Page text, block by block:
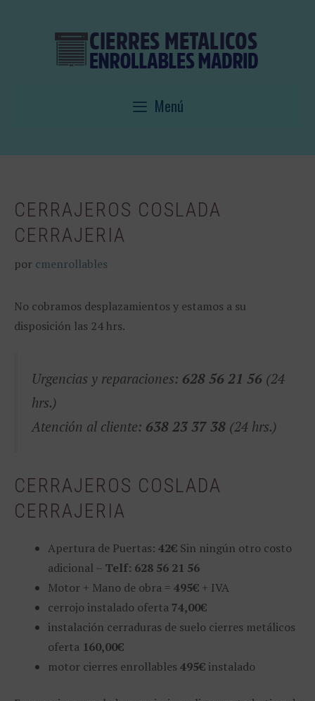
Menú
CERRAJEROS COSLADA
CERRAJERIA
por cmenrollables
No cobramos desplazamientos y estamos a su
disposición las 24 hrs.
Urgencias y reparaciones: 628 56 21 56 (24
hrs.)
Atención al cliente: 638 23 37 38 (24 hrs.)
CERRAJEROS COSLADA
CERRAJERIA
Apertura de Puertas: 42€ Sin ningún otro costo
adicional – Telf: 628 56 21 56
Motor + Mano de obra = 495€ + IVA
cerrojo instalado oferta 74,00€
instalación cerraduras de suelo cierres metálicos
oferta 160,00€
motor cierres enrollables 495€ instalado